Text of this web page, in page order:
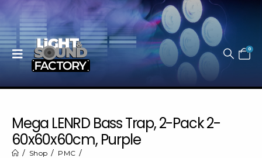
0
Mega LENRD Bass Trap, 2-Pack 2-
60x60x60cm, Purple
Shop
PMC